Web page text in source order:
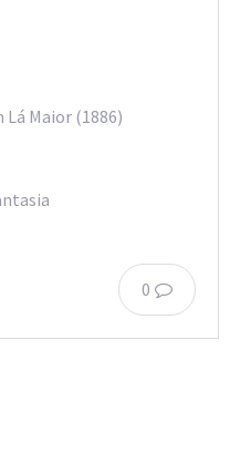
Maior (1886)
0